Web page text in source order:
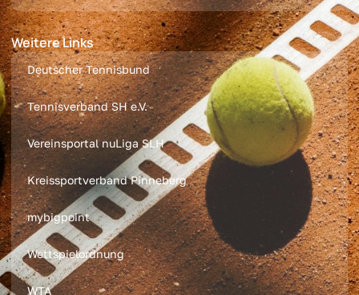
Weitere Links
Deutscher Tennisbund
Tennisverband SH e.V.
Vereinsportal nuLiga SLH
Kreissportverband Pinneberg
mybigpoint
Wettspielordnung
WTA